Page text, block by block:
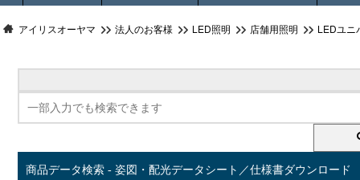
アイリスオーヤマ 法人のお客様 LED照明 店舗用照明 LEDユニ
商品データ検索 - 姿図・配光データシート／仕様書ダウンロード